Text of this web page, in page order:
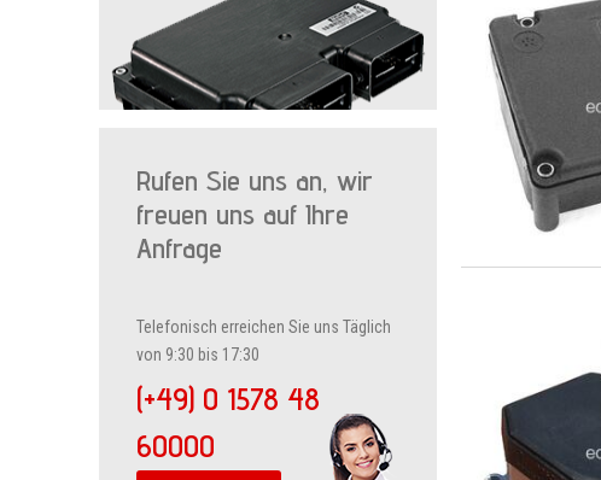
Rufen Sie uns an, wir
freuen uns auf Ihre
Anfrage
Telefonisch erreichen Sie uns Täglich
von 9:30 bis 17:30
(+49) 0 1578 48
60000